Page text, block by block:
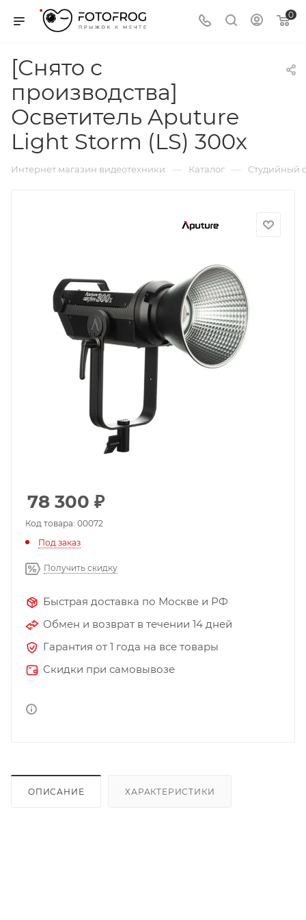
0
[Снято с
производства]
Осветитель Aputure
Light Storm (LS) 300x
Интернет магазин видеотехники — Каталог — Студийный
78 300 ₽
Код товара: 00072
Под заказ
Получить скидку
Быстрая доставка по Москве и РФ
Обмен и возврат в течении 14 дней
Гарантия от 1 года на все товары
Скидки при самовывозе
ОПИСАНИЕ ХАРАКТЕРИСТИКИ